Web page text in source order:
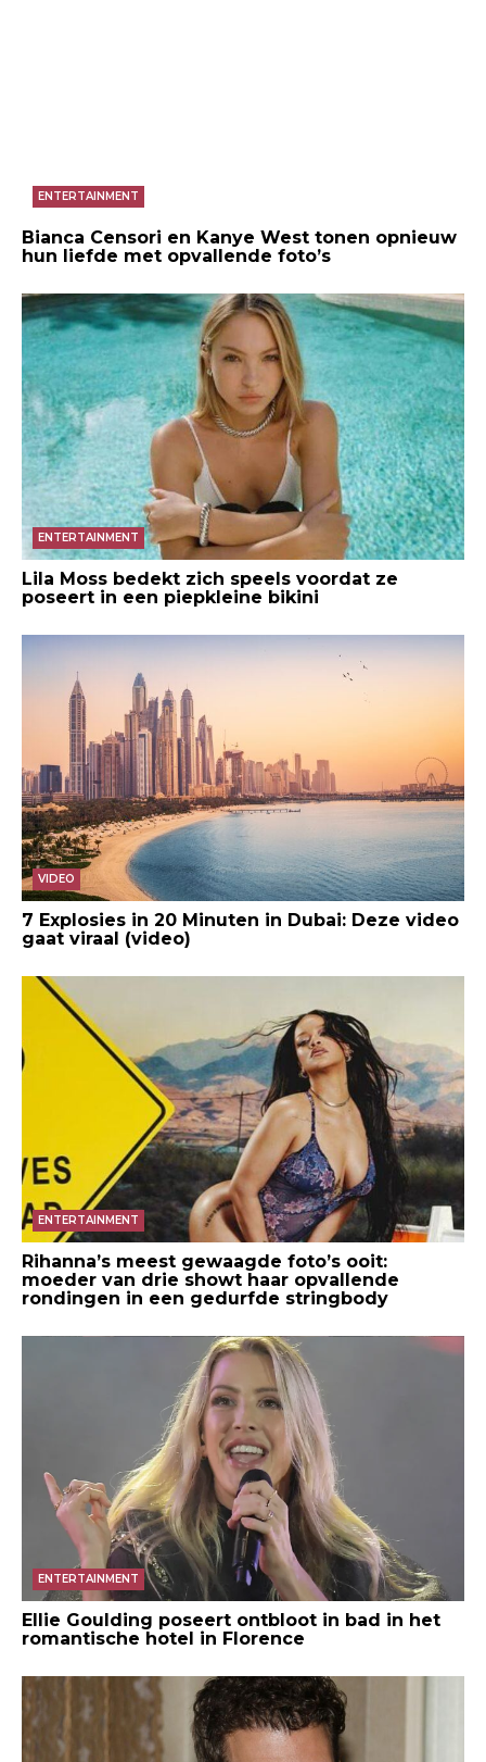
ENTERTAINMENT
Bianca Censori en Kanye West tonen opnieuw
hun liefde met opvallende foto’s
ENTERTAINMENT
Lila Moss bedekt zich speels voordat ze
poseert in een piepkleine bikini
VIDEO
7 Explosies in 20 Minuten in Dubai: Deze video
gaat viraal (video)
ENTERTAINMENT
Rihanna’s meest gewaagde foto’s ooit:
moeder van drie showt haar opvallende
rondingen in een gedurfde stringbody
ENTERTAINMENT
Ellie Goulding poseert ontbloot in bad in het
romantische hotel in Florence